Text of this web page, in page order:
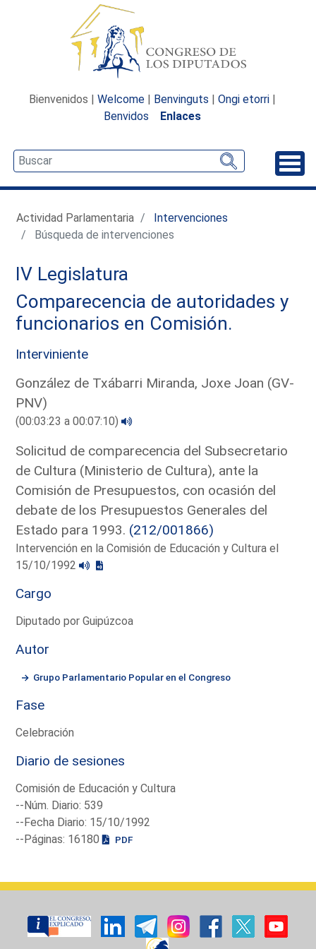
Bienvenidos | Welcome | Benvinguts | Ongi etorri |
Benvidos
Enlaces
Actividad Parlamentaria
Intervenciones
Búsqueda de intervenciones
IV Legislatura
Comparecencia de autoridades y
funcionarios en Comisión.
Interviniente
González de Txábarri Miranda, Joxe Joan (GV-
PNV)
(00:03:23 a 00:07:10)
Solicitud de comparecencia del Subsecretario
de Cultura (Ministerio de Cultura), ante la
Comisión de Presupuestos, con ocasión del
debate de los Presupuestos Generales del
Estado para 1993. (212/001866)
Intervención en la Comisión de Educación y Cultura el
15/10/1992
Cargo
Diputado por Guipúzcoa
Autor
Grupo Parlamentario Popular en el Congreso
Fase
Celebración
Diario de sesiones
Comisión de Educación y Cultura
--Núm. Diario: 539
--Fecha Diario: 15/10/1992
--Páginas: 16180
PDF